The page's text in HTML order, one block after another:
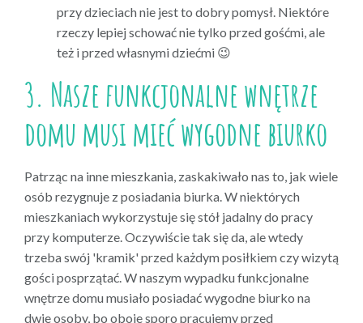
przy dzieciach nie jest to dobry pomysł. Niektóre
rzeczy lepiej schować nie tylko przed gośćmi, ale
też i przed własnymi dziećmi 😉
3. Nasze funkcjonalne wnętrze
domu musi mieć wygodne biurko
Patrząc na inne mieszkania, zaskakiwało nas to, jak wiele
osób rezygnuje z posiadania biurka. W niektórych
mieszkaniach wykorzystuje się stół jadalny do pracy
przy komputerze. Oczywiście tak się da, ale wtedy
trzeba swój 'kramik' przed każdym posiłkiem czy wizytą
gości posprzątać. W naszym wypadku funkcjonalne
wnętrze domu musiało posiadać wygodne biurko na
dwie osoby, bo oboje sporo pracujemy przed